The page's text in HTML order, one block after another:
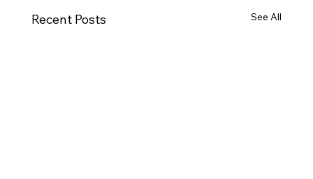
Recent Posts See All